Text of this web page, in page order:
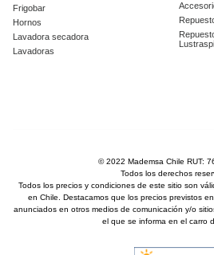
Frigobar
Hornos
Lavadora secadora
Lavadoras
© 2022 Mademsa Chile RUT:
Todos los derechos
Todos los precios y condiciones de este sitio son
en Chile. Destacamos que los precios previstos
anunciados en otros medios de comunicación y/o
el que se informa en el carro